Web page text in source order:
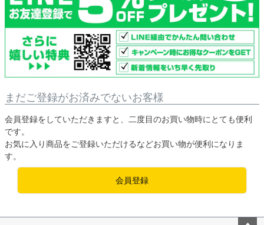
まだご登録がお済みでないお客様
会員登録をしていただきますと、二度目のお買い物時にとても便利
です。
お気に入り商品をご登録いただけるなどお買い物が便利になりま
す。
会員登録